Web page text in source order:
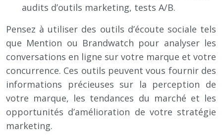
audits d’outils marketing, tests A/B.
Pensez à utiliser des outils d’écoute sociale tels
que Mention ou Brandwatch pour analyser les
conversations en ligne sur votre marque et votre
concurrence. Ces outils peuvent vous fournir des
informations précieuses sur la perception de
votre marque, les tendances du marché et les
opportunités d’amélioration de votre stratégie
marketing.